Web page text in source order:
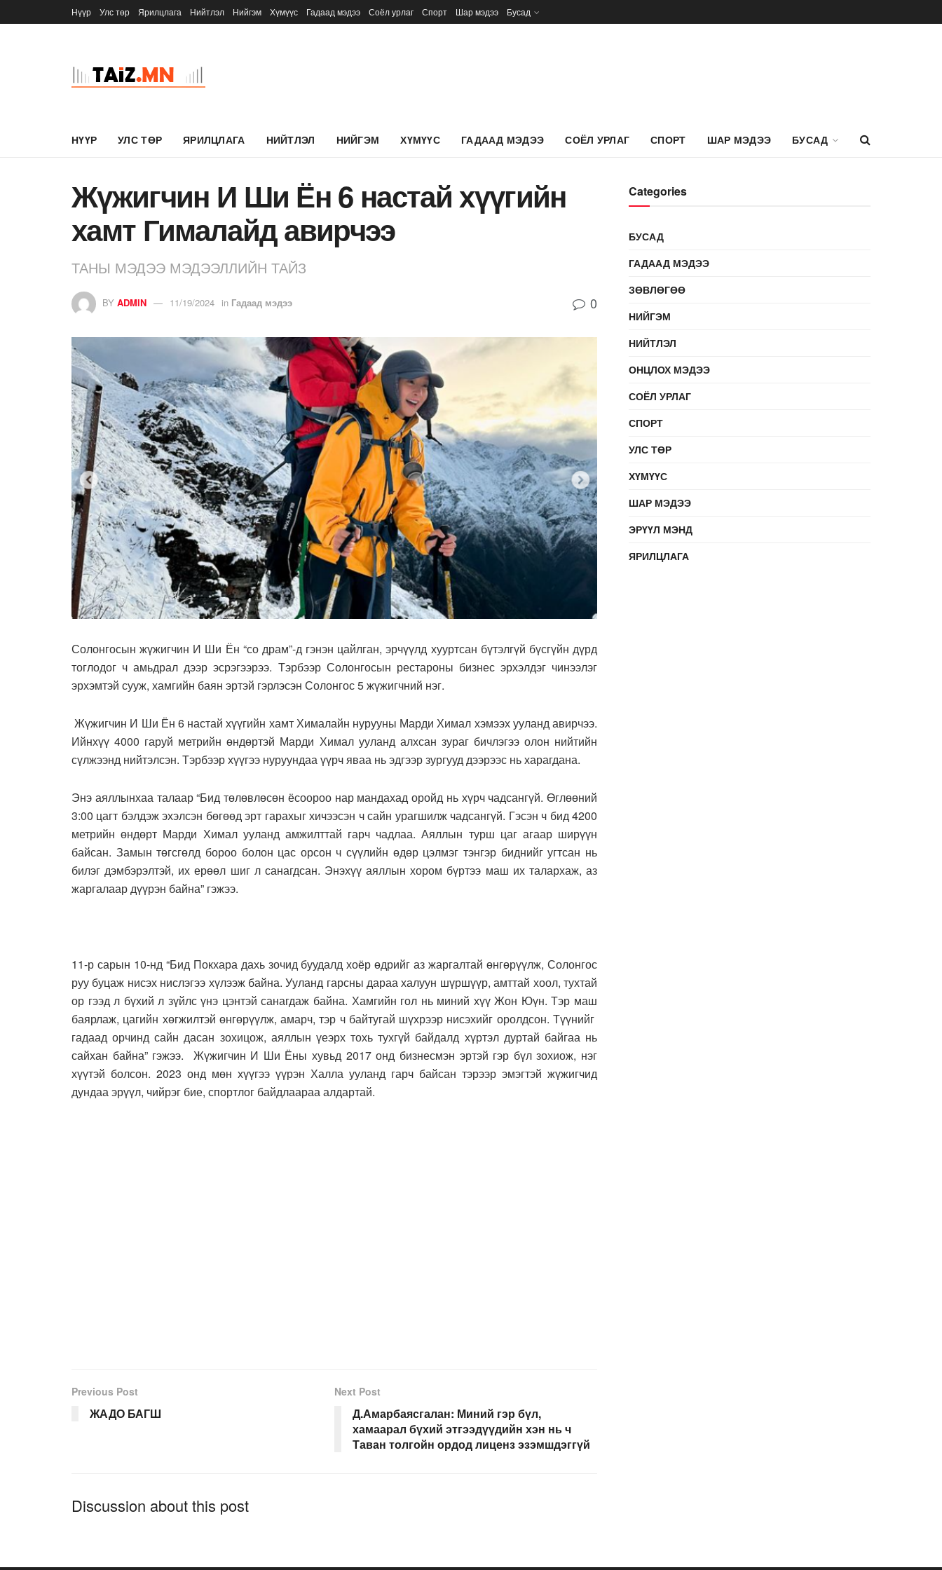
Нүүр Улс төр Ярилцлага Нийтлэл Нийгэм Хүмүүс Гадаад мэдээ Соёл урлаг Спорт Шар мэдээ Бусад
НҮҮР УЛС ТӨР ЯРИЛЦЛАГА НИЙТЛЭЛ НИЙГЭМ ХҮМҮҮС ГАДААД МЭДЭЭ СОЁЛ УРЛАГ СПОРТ ШАР МЭДЭЭ БУСАД
Жүжигчин И Ши Ён 6 настай хүүгийн
хамт Гималайд авирчээ
ТАНЫ МЭДЭЭ МЭДЭЭЛЛИЙН ТАЙЗ
BY ADMIN 11/19/2024 in Гадаад мэдээ 0
Солонгосын жүжигчин И Ши Ён “со драм”-д гэнэн цайлган, эрчүүлд хууртсан бүтэлгүй бүсгүйн дүрд
тоглодог ч амьдрал дээр эсрэгээрээ. Тэрбээр Солонгосын рестароны бизнес эрхэлдэг чинээлэг
эрхэмтэй сууж, хамгийн баян эртэй гэрлэсэн Солонгос 5 жүжигчний нэг.
Жүжигчин И Ши Ён 6 настай хүүгийн хамт Хималайн нурууны Марди Химал хэмээх ууланд авирчээ.
Ийнхүү 4000 гаруй метрийн өндөртэй Марди Химал ууланд алхсан зураг бичлэгээ олон нийтийн
сүлжээнд нийтэлсэн. Тэрбээр хүүгээ нуруундаа үүрч яваа нь эдгээр зургууд дээрээс нь харагдана.
Энэ аяллынхаа талаар “Бид төлөвлөсөн ёсоороо нар мандахад оройд нь хүрч чадсангүй. Өглөөний
3:00 цагт бэлдэж эхэлсэн бөгөөд эрт гарахыг хичээсэн ч сайн урагшилж чадсангүй. Гэсэн ч бид 4200
метрийн өндөрт Марди Химал ууланд амжилттай гарч чадлаа. Аяллын турш цаг агаар ширүүн
байсан. Замын төгсгөлд бороо болон цас орсон ч сүүлийн өдөр цэлмэг тэнгэр биднийг угтсан нь
билэг дэмбэрэлтэй, их ерөөл шиг л санагдсан. Энэхүү аяллын хором бүртээ маш их талархаж, аз
жаргалаар дүүрэн байна” гэжээ.
11-р сарын 10-нд “Бид Покхара дахь зочид буудалд хоёр өдрийг аз жаргалтай өнгөрүүлж, Солонгос
руу буцаж нисэх нислэгээ хүлээж байна. Ууланд гарсны дараа халуун шүршүүр, амттай хоол, тухтай
ор гээд л бүхий л зүйлс үнэ цэнтэй санагдаж байна. Хамгийн гол нь миний хүү Жон Юүн. Тэр маш
баярлаж, цагийн хөгжилтэй өнгөрүүлж, амарч, тэр ч байтугай шүхрээр нисэхийг оролдсон. Түүнийг
гадаад орчинд сайн дасан зохицож, аяллын үеэрх тохь тухгүй байдалд хүртэл дуртай байгаа нь
сайхан байна” гэжээ. Жүжигчин И Ши Ёны хувьд 2017 онд бизнесмэн эртэй гэр бүл зохиож, нэг
хүүтэй болсон. 2023 онд мөн хүүгээ үүрэн Халла ууланд гарч байсан тэрээр эмэгтэй жүжигчид
дундаа эрүүл, чийрэг бие, спортлог байдлаараа алдартай.
Previous Post
ЖАДО БАГШ
Next Post
Д.Амарбаясгалан: Миний гэр бүл,
хамаарал бүхий этгээдүүдийн хэн нь ч
Таван толгойн ордод лиценз эзэмшдэггүй
Discussion about this post
Categories
БУСАД
ГАДААД МЭДЭЭ
ЗӨВЛӨГӨӨ
НИЙГЭМ
НИЙТЛЭЛ
ОНЦЛОХ МЭДЭЭ
СОЁЛ УРЛАГ
СПОРТ
УЛС ТӨР
ХҮМҮҮС
ШАР МЭДЭЭ
ЭРҮҮЛ МЭНД
ЯРИЛЦЛАГА